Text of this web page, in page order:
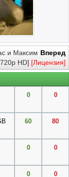
Вперед
и Максим
HD] [Лицензия]
0 0
60 80
0 0
0 0